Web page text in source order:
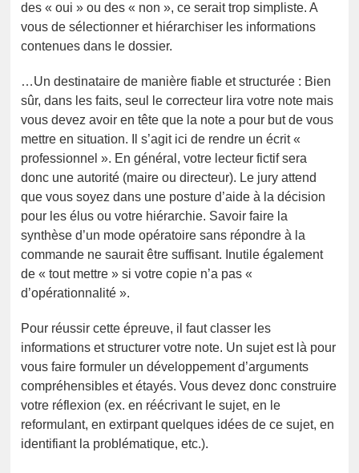
des « oui » ou des « non », ce serait trop simpliste. A
vous de sélectionner et hiérarchiser les informations
contenues dans le dossier.
…Un destinataire de manière fiable et structurée : Bien
sûr, dans les faits, seul le correcteur lira votre note mais
vous devez avoir en tête que la note a pour but de vous
mettre en situation. Il s’agit ici de rendre un écrit «
professionnel ». En général, votre lecteur fictif sera
donc une autorité (maire ou directeur). Le jury attend
que vous soyez dans une posture d’aide à la décision
pour les élus ou votre hiérarchie. Savoir faire la
synthèse d’un mode opératoire sans répondre à la
commande ne saurait être suffisant. Inutile également
de « tout mettre » si votre copie n’a pas «
d’opérationnalité ».
Pour réussir cette épreuve, il faut classer les
informations et structurer votre note. Un sujet est là pour
vous faire formuler un développement d’arguments
compréhensibles et étayés. Vous devez donc construire
votre réflexion (ex. en réécrivant le sujet, en le
reformulant, en extirpant quelques idées de ce sujet, en
identifiant la problématique, etc.).